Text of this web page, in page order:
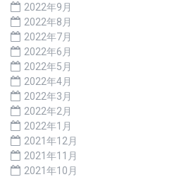
2022年9月
2022年8月
2022年7月
2022年6月
2022年5月
2022年4月
2022年3月
2022年2月
2022年1月
2021年12月
2021年11月
2021年10月